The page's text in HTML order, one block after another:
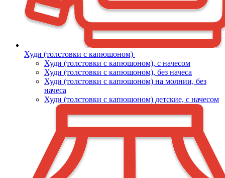
Худи (толстовки с капюшоном)
Худи (толстовки c капюшоном), с начесом
Худи (толстовки c капюшоном), без начеса
Худи (толстовки с капюшоном) на молнии, без
начеса
Худи (толстовки c капюшоном) детские, с начесом